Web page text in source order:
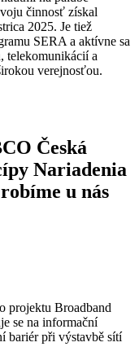
činnosť získal
2025. Je tiež
SERA a aktívne sa
telekomunikácií a
verejnosťou.
Česká
Nariadenia
u nás
projektu Broadband
se na informační
bariér při výstavbě sítí